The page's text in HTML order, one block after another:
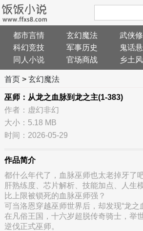
都市言情 玄幻魔法 武侠
科幻竞技
军事历史 鬼话
同人小说
官场商战 乡土
首页> 玄幻魔法
巫师：从龙之血脉到龙之主(1-383)
作者：虚幻非幻
大小：5.18 MB
时间：2026-05-29
作品简介
都什么年代了，血脉巫师也太老掉牙了
肝熟练度、芯片解析、技能加点、人
比上限被锁死的血脉巫师强？
可当洛恩穿越巫师世界后，却发现“龙之
在凡俗王国，十六岁超脱传奇骑士，举
逆伐正式巫师。